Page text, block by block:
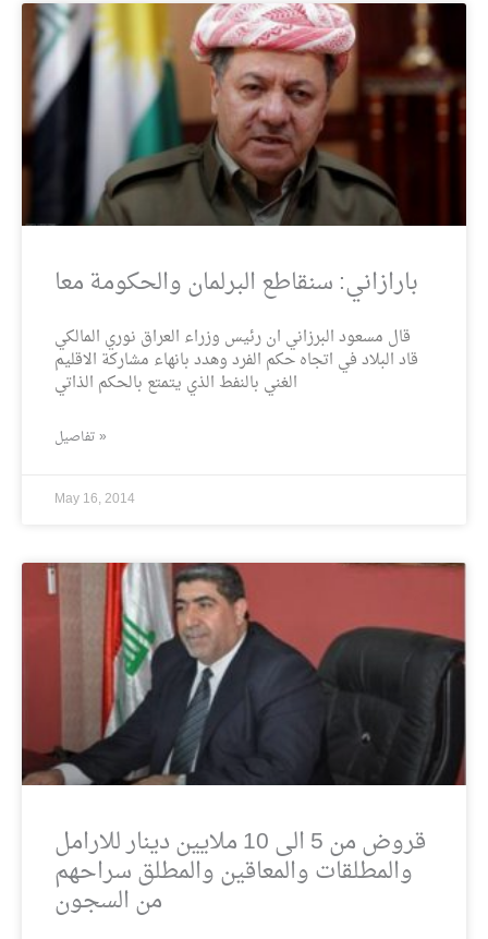
بارازاني: سنقاطع البرلمان والحكومة معا
قال مسعود البرزاني ان رئيس وزراء العراق نوري المالكي
قاد البلاد في اتجاه حكم الفرد وهدد بانهاء مشاركة الاقليم
الغني بالنفط الذي يتمتع بالحكم الذاتي
تفاصيل »
May 16, 2014
قروض من 5 الى 10 ملايين دينار للارامل
والمطلقات والمعاقين والمطلق سراحهم
من السجون